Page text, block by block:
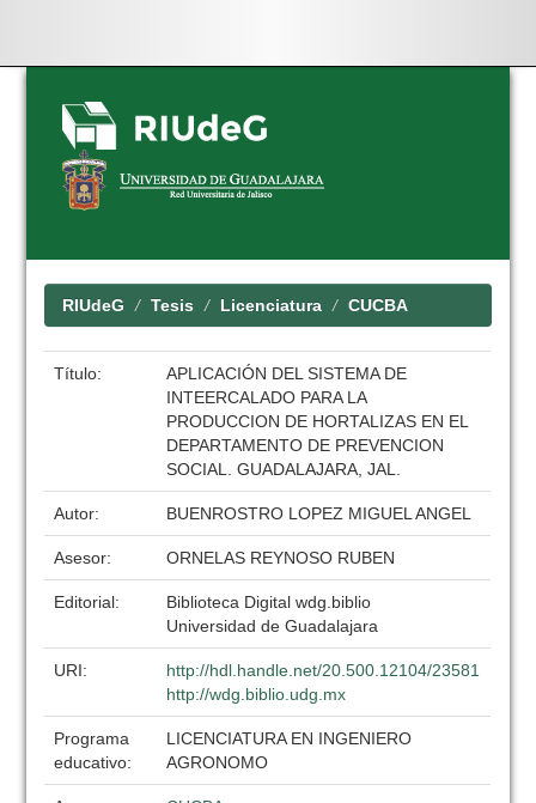
Skip
navigation
RIUdeG Tesis Licenciatura CUCBA
Título:
APLICACIÓN DEL SISTEMA DE
INTEERCALADO PARA LA
PRODUCCION DE HORTALIZAS EN EL
DEPARTAMENTO DE PREVENCION
SOCIAL. GUADALAJARA, JAL.
Autor: BUENROSTRO LOPEZ MIGUEL ANGEL
Asesor: ORNELAS REYNOSO RUBEN
Editorial:
Biblioteca Digital wdg.biblio
Universidad de Guadalajara
URI:
http://hdl.handle.net/20.500.12104/23581
http://wdg.biblio.udg.mx
Programa
educativo:
LICENCIATURA EN INGENIERO
AGRONOMO